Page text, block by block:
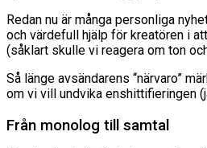
Redan nu är många personliga
och värdefull hjälp för kreatören i
(såklart skulle vi reagera om ton
Så länge avsändarens “närvaro”
om vi vill undvika enshittifieringen
Från monolog till samtal